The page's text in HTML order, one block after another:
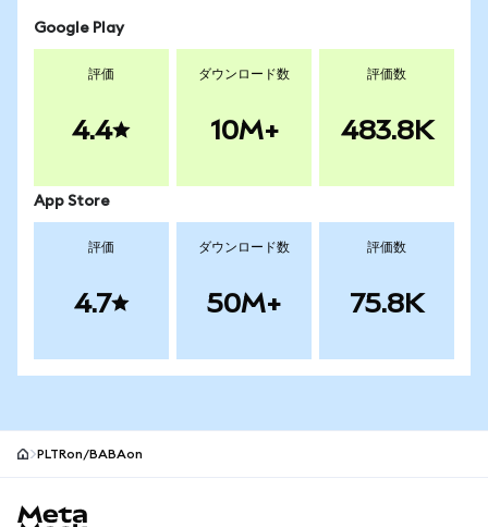
Google Play
評価
4.4
ダウンロード数
10M+
評価数
483.8K
App Store
評価
4.7
ダウンロード数
50M+
評価数
75.8K
PLTRon/BABAon